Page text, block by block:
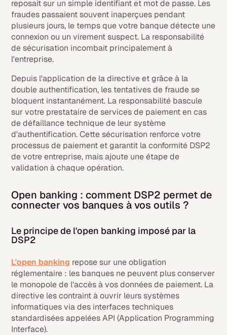
reposait sur un simple identifiant et mot de passe. Les
fraudes passaient souvent inaperçues pendant
plusieurs jours, le temps que votre banque détecte une
connexion ou un virement suspect. La responsabilité
de sécurisation incombait principalement à
l'entreprise.
Depuis l'application de la directive et grâce à la
double authentification, les tentatives de fraude se
bloquent instantanément. La responsabilité bascule
sur votre prestataire de services de paiement en cas
de défaillance technique de leur système
d'authentification. Cette sécurisation renforce votre
processus de paiement et garantit la conformité DSP2
de votre entreprise, mais ajoute une étape de
validation à chaque opération.
Open banking : comment DSP2 permet de
connecter vos banques à vos outils ?
Le principe de l'open banking imposé par la
DSP2
L'open banking repose sur une obligation
réglementaire : les banques ne peuvent plus conserver
le monopole de l'accès à vos données de paiement. La
directive les contraint à ouvrir leurs systèmes
informatiques via des interfaces techniques
standardisées appelées API (Application Programming
Interface).